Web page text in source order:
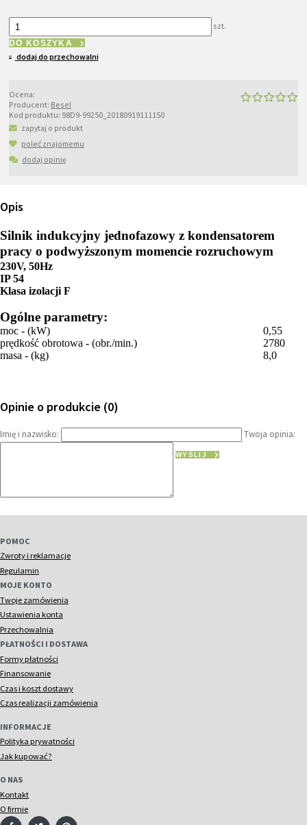
szt.
DO KOSZYKA
dodaj do przechowalni
Ocena:
Producent: Besel
Kod produktu: 98D9-99250_20180919111150
zapytaj o produkt
poleć znajomemu
dodaj opinię
Opis
Silnik indukcyjny jednofazowy z kondensatorem
pracy o podwyższonym momencie rozruchowym
230V, 50Hz
IP 54
Klasa izolacji F
Ogólne parametry:
moc - (kW)
0,55
prędkość obrotowa - (obr./min.)
2780
masa - (kg)
8,0
Opinie o produkcie (0)
Imię i nazwisko: Twoja opinia:
WYŚLIJ
POMOC
Zwroty i reklamacje
Regulamin
MOJE KONTO
Twoje zamówienia
Ustawienia konta
Przechowalnia
PŁATNOŚCI I DOSTAWA
Formy płatności
Finansowanie
Czas i koszt dostawy
Czas realizacji zamówienia
INFORMACJE
Polityka prywatności
Jak kupować?
O NAS
Kontakt
O firmie